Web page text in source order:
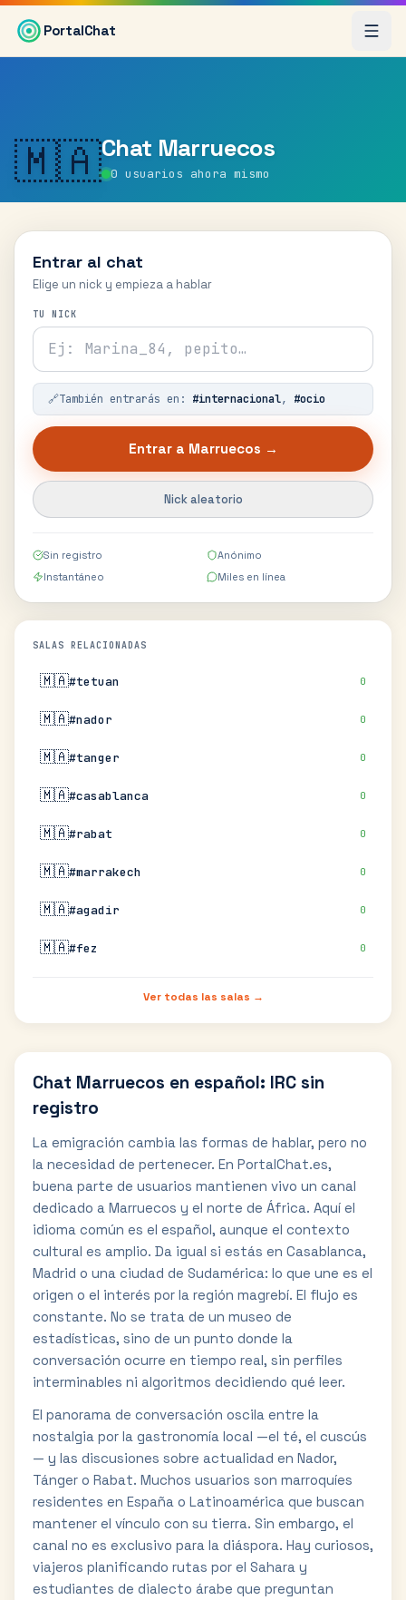
Saltar al contenido principal
PortalChat
🇲🇦Chat Marruecos
0 usuarios ahora mismo
Entrar al chat
Elige un nick y empieza a hablar
TU NICK
🔗También entrarás en: #internacional, #ocio
Entrar a Marruecos →
Nick aleatorio
Sin registro
Anónimo
Instantáneo
Miles en línea
SALAS RELACIONADAS
🇲🇦#tetuan 0
🇲🇦#nador 0
🇲🇦#tanger 0
🇲🇦#casablanca 0
🇲🇦#rabat 0
🇲🇦#marrakech 0
🇲🇦#agadir 0
🇲🇦#fez 0
Ver todas las salas →
Chat Marruecos en español: IRC sin
registro
La emigración cambia las formas de hablar, pero no
la necesidad de pertenecer. En PortalChat.es,
buena parte de usuarios mantienen vivo un canal
dedicado a Marruecos y el norte de África. Aquí el
idioma común es el español, aunque el contexto
cultural es amplio. Da igual si estás en Casablanca,
Madrid o una ciudad de Sudamérica: lo que une es el
origen o el interés por la región magrebí. El flujo es
constante. No se trata de un museo de
estadísticas, sino de un punto donde la
conversación ocurre en tiempo real, sin perfiles
interminables ni algoritmos decidiendo qué leer.
El panorama de conversación oscila entre la
nostalgia por la gastronomía local —el té, el cuscús
— y las discusiones sobre actualidad en Nador,
Tánger o Rabat. Muchos usuarios son marroquíes
residentes en España o Latinoamérica que buscan
mantener el vínculo con su tierra. Sin embargo, el
canal no es exclusivo para la diáspora. Hay curiosos,
viajeros planificando rutas por el Sahara y
estudiantes de dialecto árabe que preguntan